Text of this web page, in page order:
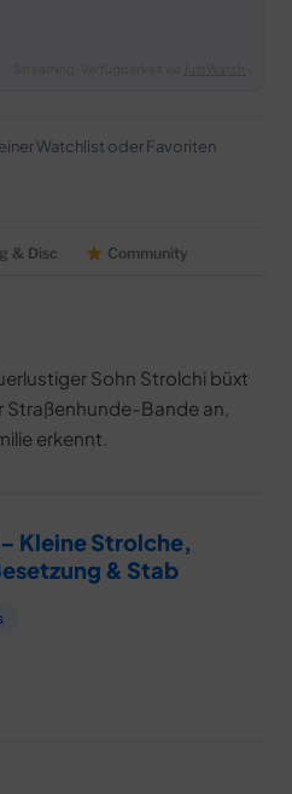
Watchlist oder Favoriten
& Disc Community
Sohn Strolchi büxt
Straßenhunde-Bande an,
erkennt.
Kleine Strolche,
& Stab